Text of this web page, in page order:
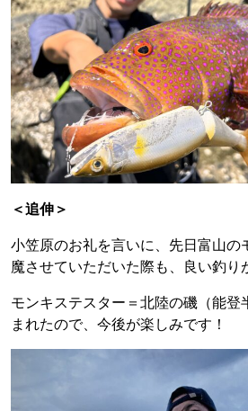
＜追伸＞
小笠原のお礼を言いに、先日富山の
魔させていただいた際も、良い釣り
モンキステスター＝北陸の磯（能登
まれたので、今後が楽しみです！